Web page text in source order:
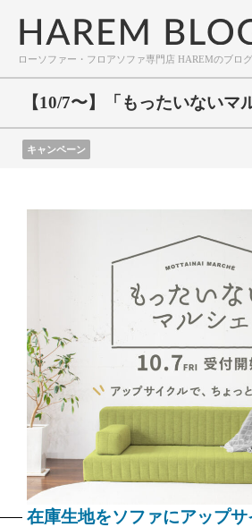
ローソファー・フロアソファ専門店 HAREMのブログ
【10/7〜】「もったいないマ
キャンペーン
在庫生地をソファにアップサ